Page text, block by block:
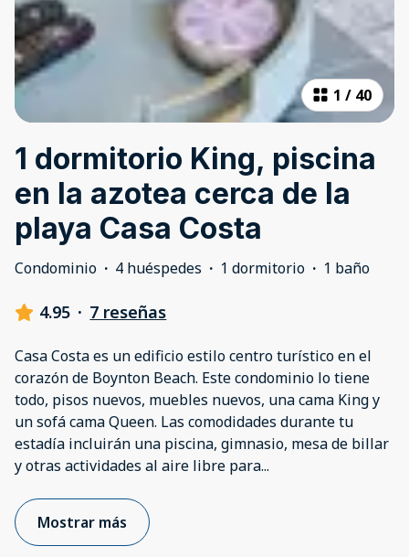
1 / 40
1 dormitorio King, piscina
en la azotea cerca de la
playa Casa Costa
Condominio · 4 huéspedes · 1 dormitorio · 1 baño
4.95 · 7 reseñas
Casa Costa es un edificio estilo centro turístico en el
corazón de Boynton Beach. Este condominio lo tiene
todo, pisos nuevos, muebles nuevos, una cama King y
un sofá cama Queen. Las comodidades durante tu
estadía incluirán una piscina, gimnasio, mesa de billar
y otras actividades al aire libre para...
Mostrar más